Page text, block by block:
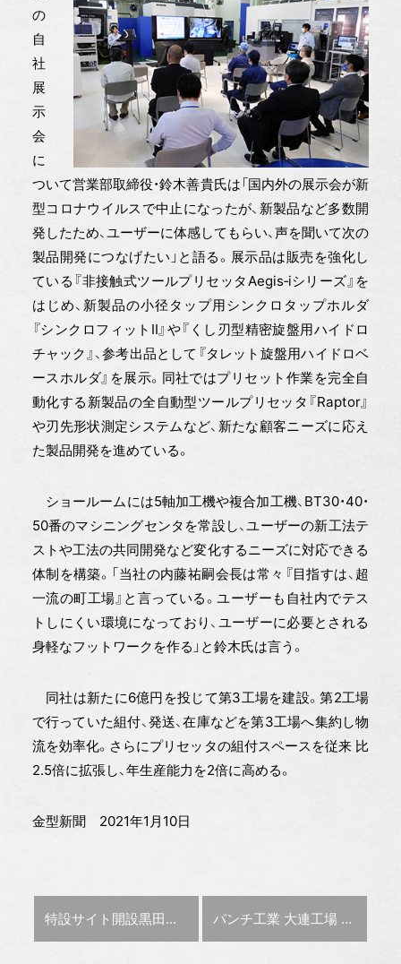
の
自
社
展
示
会
に
ついて営業部取締役・鈴木善貴氏は「国内外の展示会が新
型コロナウイルスで中止になったが、新製品など多数開
発したため、ユーザーに体感してもらい、声を聞いて次の
製品開発につなげたい」と語る。展示品は販売を強化し
ている『非接触式ツールプリセッタAegis‐iシリーズ』を
はじめ、新製品の小径タップ用シンクロタップホルダ
『シンクロフィットⅡ』や『くし刃型精密旋盤用ハイドロ
チャック』、参考出品として『タレット旋盤用ハイドロベ
ースホルダ』を展示。同社ではプリセット作業を完全自
動化する新製品の全自動型ツールプリセッタ『Raptor』
や刃先形状測定システムなど、新たな顧客ニーズに応え
た製品開発を進めている。
ショールームには5軸加工機や複合加工機、BT30・40・
50番のマシニングセンタを常設し、ユーザーの新工法テ
ストや工法の共同開発など変化するニーズに対応できる
体制を構築。「当社の内藤祐嗣会長は常々『目指すは、超
一流の町工場』と言っている。ユーザーも自社内でテス
トしにくい環境になっており、ユーザーに必要とされる
身軽なフットワークを作る」と鈴木氏は言う。
同社は新たに6億円を投じて第3工場を建設。第2工場
で行っていた組付、発送、在庫などを第3工場へ集約し物
流を効率化。さらにプリセッタの組付スペースを従来 比
2.5倍に拡張し、年生産能力を2倍に高める。
金型新聞 2021年1月10日
前の記事 :
特設サイト開設黒田精工 次の記事 :
パンチ工業 大連工場 研究開発部 呂 国健さん（26） 〜ひと〜